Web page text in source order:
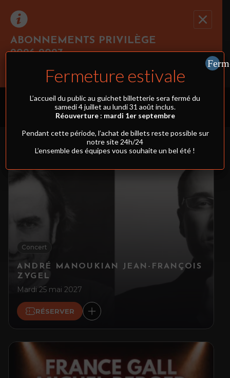
ABONNEMENTS PRIVILÈGE
2026-2027
simultanément et profiter du tarif abonnement !
notre newsletter :
ENVOYER
Rivaj Group traite votre adresse électronique pour la gestion de votre abonnement à
Pin Galant
. Vous pouvez retirer votre consentement à tout moment.
Pour en savoir plus, consultez notrepolitique de protection des données
FILTRES
Concert
ANDRÉ MANOUKIAN JEAN-FRANÇOIS
ZYGEL
Mardi 25 mai 2027
RÉSERVER
Fermeture estivale
L’accueil du public au guichet billetterie sera fermé du
samedi 4 juillet au lundi 31 août inclus.
Réouverture : mardi 1er septembre
Pendant cette période, l’achat de billets reste possible sur
notre site 24h/24
L’ensemble des équipes vous souhaite un bel été !